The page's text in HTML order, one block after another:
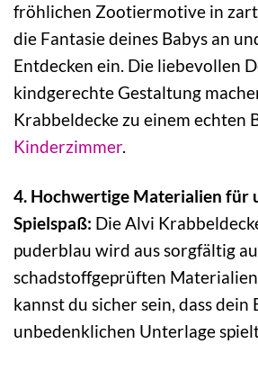
fröhlichen Zootiermotive in
die Fantasie deines Babys an
Entdecken ein. Die liebevollen
kindgerechte Gestaltung
Krabbeldecke zu einem echten
Kinderzimmer.
4. Hochwertige Materialien für
Spielspaß: Die Alvi
puderblau wird aus sorgfältig
schadstoffgeprüften
kannst du sicher sein, dass dein
unbedenklichen Unterlage